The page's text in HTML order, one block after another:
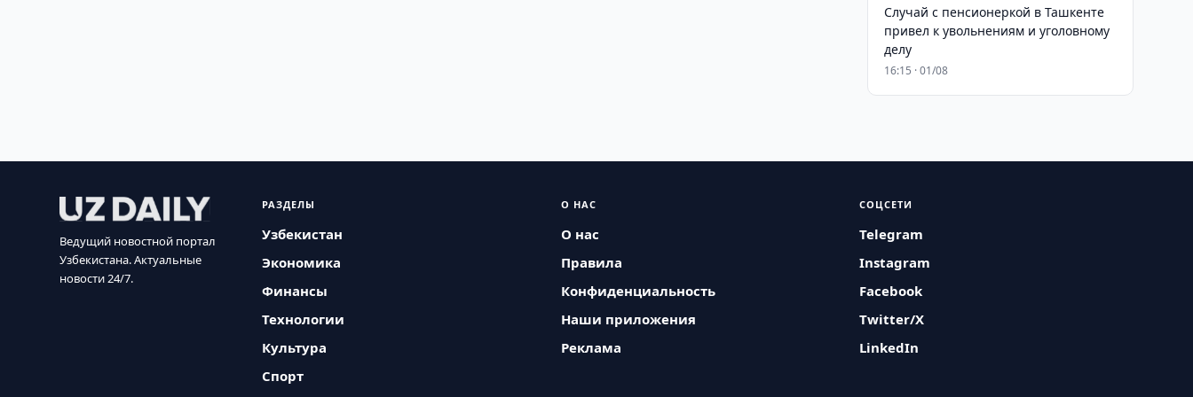
Случай с пенсионеркой в Ташкенте
привел к увольнениям и уголовному
делу
16:15 · 01/08
Ведущий новостной портал
Узбекистана. Актуальные
новости 24/7.
РАЗДЕЛЫ
Узбекистан
Экономика
Финансы
Технологии
Культура
Спорт
О НАС
О нас
Правила
Конфиденциальность
Наши приложения
Реклама
СОЦСЕТИ
Telegram
Instagram
Facebook
Twitter/X
LinkedIn